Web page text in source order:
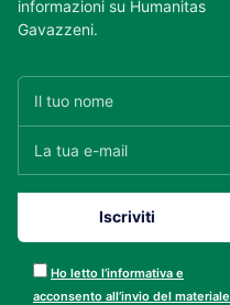
informazioni su Humanitas
Gavazzeni.
Ho letto l’informativa e
acconsento all’invio del materiale